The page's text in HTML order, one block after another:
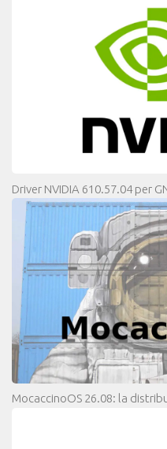
Driver NVIDIA 610.57.04 per
MocaccinoOS 26.08: la